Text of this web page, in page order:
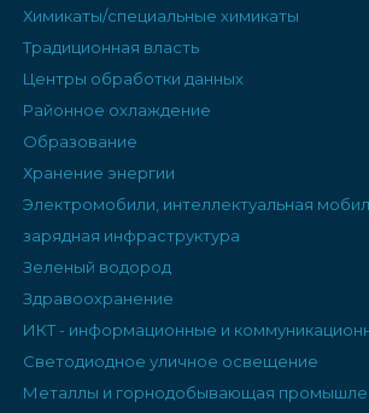
Химикаты/специальные химикаты
Традиционная власть
Центры обработки данных
Районное охлаждение
Образование
Хранение энергии
Электромобили, интеллектуальная
зарядная инфраструктура
Зеленый водород
Здравоохранение
ИКТ - информационные и
Светодиодное уличное освещение
Металлы и горнодобывающая